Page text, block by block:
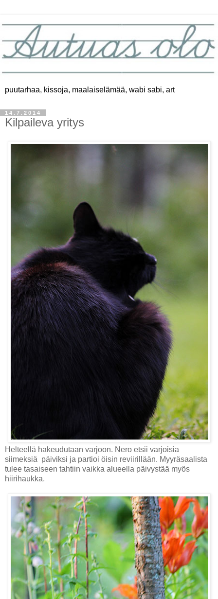
puutarhaa, kissoja, maalaiselämää, wabi sabi, art
14.7.2014
Kilpaileva yritys
Helteellä hakeudutaan varjoon. Nero etsii varjoisia
siimeksiä päiviksi ja partioi öisin reviirillään. Myyräsaalista
tulee tasaiseen tahtiin vaikka alueella päivystää myös
hiirihaukka.